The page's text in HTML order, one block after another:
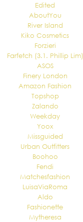
Edited
AboutYou
River Island
Kiko Cosmetics
Forzieri
Farfetch (3.1. Phillip Lim)
ASOS
Finery London
Amazon Fashion
Topshop
Zalando
Weekday
Yoox
Missguided
Urban Outfitters
Boohoo
Fendi
Matchesfashion
LuisaViaRoma
Aldo
Fashionette
Mytheresa